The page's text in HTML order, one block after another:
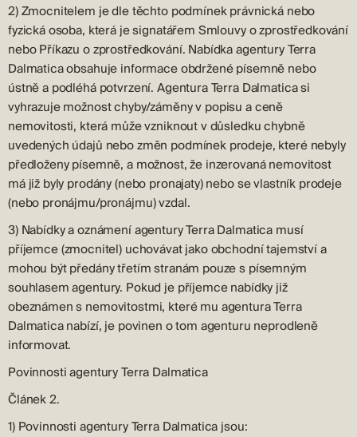
2) Zmocnitelem je dle těchto podmínek právnická nebo
fyzická osoba, která je signatářem Smlouvy o zprostředkování
nebo Příkazu o zprostředkování. Nabídka agentury Terra
Dalmatica obsahuje informace obdržené písemně nebo
ústně a podléhá potvrzení. Agentura Terra Dalmatica si
vyhrazuje možnost chyby/záměny v popisu a ceně
nemovitosti, která může vzniknout v důsledku chybně
uvedených údajů nebo změn podmínek prodeje, které nebyly
předloženy písemně, a možnost, že inzerovaná nemovitost
má již byly prodány (nebo pronajaty) nebo se vlastník prodeje
(nebo pronájmu/pronájmu) vzdal.
3) Nabídky a oznámení agentury Terra Dalmatica musí
příjemce (zmocnitel) uchovávat jako obchodní tajemství a
mohou být předány třetím stranám pouze s písemným
souhlasem agentury. Pokud je příjemce nabídky již
obeznámen s nemovitostmi, které mu agentura Terra
Dalmatica nabízí, je povinen o tom agenturu neprodleně
informovat.
Povinnosti agentury Terra Dalmatica
Článek 2.
1) Povinnosti agentury Terra Dalmatica jsou: